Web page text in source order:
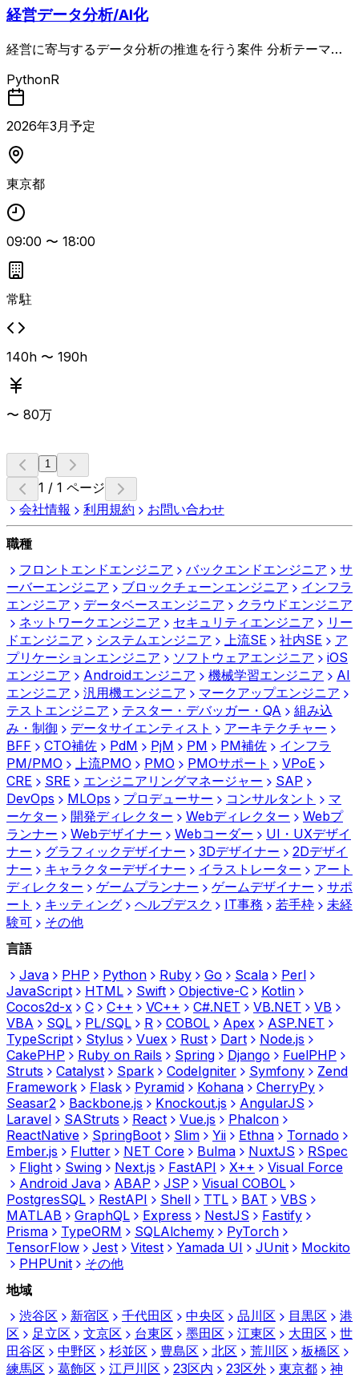
経営データ分析/AI化
経営に寄与するデータ分析の推進を行う案件 分析テーマの
ログの設計・運用、Snowflake等を用いたAIエージェント
機能の検討・検証の推進と結果取りまとめを担当します。
あわせて、関連組織との調整や優先度策定、進捗・リスク管
理、必要に応じた顧客との打ち合わせも行います。 基本は
オンサイト勤務で、本番マシンルームからしかデータ取得が
経験5年以上（目的設計、EDA、可視化、要因分析、予測、
レポーティングまでを独力で推進し、手順をドキュメント化
できるレベル）が必須で、PythonもしくはRの経験が求め
られます。 尚可として、SnowflakeやBigQuery、Amazon
Athena、Databricks、Oracle Analytics等のデータ分析基
盤経験、ステークホルダー調整力、案件を独力で推進または
リードした経験、セマンティックモデル／メタデータ整備経
語問い合わせやAI連携のPoC・運用経験、AIエージェント
／RAGのPoC推進経験、データ活用アーキテクチャ比較検
討経験などが挙げられます。
PythonR
2026年3 月予定
東京都
09:00 〜 18:00
常駐
140h 〜 190h
〜 80万
1
1 / 1 ページ
会社情報
利用規約 お問い合わせ
職種
フロントエンドエンジニア
バックエンドエンジニア
サ
ーバーエンジニア
ブロックチェーンエンジニア
インフラ
エンジニア
データベースエンジニア
クラウドエンジニア
ネットワークエンジニア
セキュリティエンジニア
リー
ドエンジニア
システムエンジニア 上流SE 社内SE
ア
プリケーションエンジニア
ソフトウェアエンジニア
iOS
エンジニア
Androidエンジニア 機械学習エンジニア
AI
エンジニア
汎用機エンジニア
マークアップエンジニア
テストエンジニア
テスター・デバッガー・QA
組み込
み・制御
データサイエンティスト
アーキテクチャー
BFF
CTO補佐 PdM PjM PM PM補佐
インフラ
PM/PMO
上流PMO PMO PMOサポート
VPoE
CRE
SRE エンジニアリングマネージャー
SAP
DevOps
MLOps プロデューサー コンサルタント
マ
ーケター
開発ディレクター Webディレクター
Webプ
ランナー
Webデザイナー Webコーダー
UI・UXデザイ
ナー
グラフィックデザイナー 3Dデザイナー
2Dデザイ
ナー
キャラクターデザイナー イラストレーター
アート
ディレクター
ゲームプランナー ゲームデザイナー
サポ
ート
キッティング ヘルプデスク IT事務 若手枠
未経
験可
その他
言語
Java
PHP Python Ruby Go Scala
Perl
JavaScript
HTML Swift Objective-C
Kotlin
Cocos2d-x
C C++ VC++ C#.NET VB.NET
VB
VBA
SQL PL/SQL R COBOL Apex
ASP.NET
TypeScript
Stylus Vuex Rust Dart
Node.js
CakePHP
Ruby on Rails Spring Django
FuelPHP
Struts
Catalyst Spark CodeIgniter Symfony
Zend
Framework
Flask Pyramid Kohana
CherryPy
Seasar2
Backbone.js Knockout.js
AngularJS
Laravel
SAStruts React Vue.js
Phalcon
ReactNative
SpringBoot Slim Yii Ethna
Tornado
Ember.js
Flutter NET Core Bulma NuxtJS
RSpec
Flight
Swing Next.js FastAPI X++
Visual Force
Android Java
ABAP JSP
Visual COBOL
PostgresSQL
RestAPI Shell TTL BAT
VBS
MATLAB
GraphQL Express NestJS
Fastify
Prisma
TypeORM SQLAlchemy
PyTorch
TensorFlow
Jest Vitest Yamada UI JUnit
Mockito
PHPUnit
その他
地域
渋谷区
新宿区 千代田区 中央区 品川区 目黒区
港
区
足立区 文京区 台東区 墨田区 江東区 大田区
世
田谷区
中野区 杉並区 豊島区 北区 荒川区
板橋区
練馬区
葛飾区 江戸川区 23区内 23区外 東京都 神